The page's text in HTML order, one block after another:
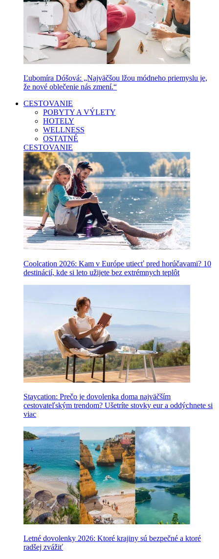
Ľubomíra Dóšová: „Najväčšou lžou módneho priemyslu je,
že nové oblečenie nás zmení.“
CESTOVANIE
POBYTY A VÝLETY
HOTELY
WELLNESS
OSTATNÉ
CESTOVANIE
Coolcation 2026: Kam v Európe utiecť pred horúčavami? 10
destinácií, kde si leto užijete bez extrémnych teplôt
Staycation: Prečo je dovolenka doma najväčším
cestovateľským trendom? Ušetríte stovky eur a oddýchnete si
viac
Letné dovolenky 2026: Ktoré krajiny sú bezpečné a ktoré
radšej zvážiť